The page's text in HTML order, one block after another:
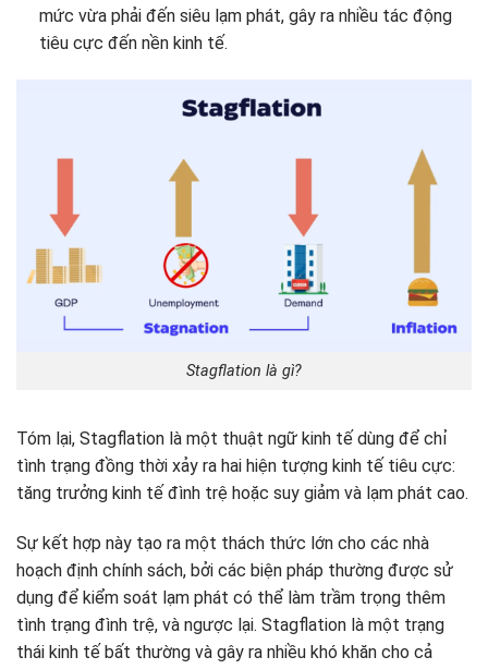
mức vừa phải đến siêu lạm phát, gây ra nhiều tác động
tiêu cực đến nền kinh tế.
Stagflation là gì?
Tóm lại, Stagflation là một thuật ngữ kinh tế dùng để chỉ
tình trạng đồng thời xảy ra hai hiện tượng kinh tế tiêu cực:
tăng trưởng kinh tế đình trệ hoặc suy giảm và lạm phát cao.
Sự kết hợp này tạo ra một thách thức lớn cho các nhà
hoạch định chính sách, bởi các biện pháp thường được sử
dụng để kiểm soát lạm phát có thể làm trầm trọng thêm
tình trạng đình trệ, và ngược lại. Stagflation là một trạng
thái kinh tế bất thường và gây ra nhiều khó khăn cho cả